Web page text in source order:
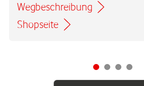
Wegbeschreibung
Link öffnet in einem neuen Tab
Shopseite